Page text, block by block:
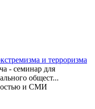
и терроризма
- семинар для
общест...
и СМИ